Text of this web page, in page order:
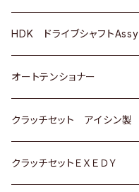
ＢＥＮＺ
スバル
三菱
スバル
マツダ
三菱
スバル
マツダ
三菱
スバル
日産
いすゞ
ダイハツ
マツダ
ＢＭＷ
GOLF
ＷＡＧＥＮ
アストロ（シボレー）
ＢＭＷ
ＷＡＧＥＮ
ＶＯＬＶＯ
トヨタ
ホンダ
スズキ
日産
HDK ドライブシャフトAssy
スズキ
ダイハツ
日産
オートテンショナー
トヨタ
クラッチセット アイシン製
ホンダ
クラッチセットＥＸＥＤＹ